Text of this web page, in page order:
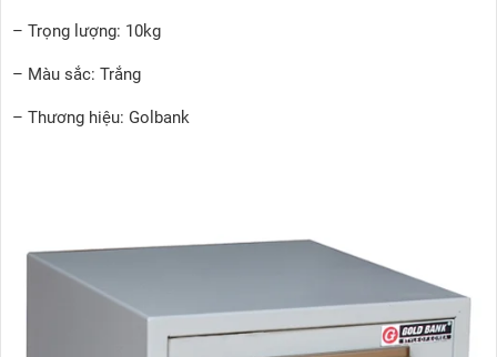
– Trọng lượng: 10kg
– Màu sắc: Trắng
– Thương hiệu: Golbank